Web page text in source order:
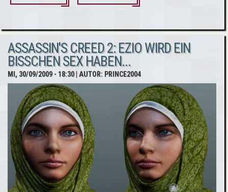
Creed 2:
Fragen an
die
Entwickler
Teil 5
ASSASSIN'S CREED 2: EZIO WIRD EIN
BISSCHEN SEX HABEN...
MI, 30/09/2009 - 18:30| AUTOR: PRINCE2004